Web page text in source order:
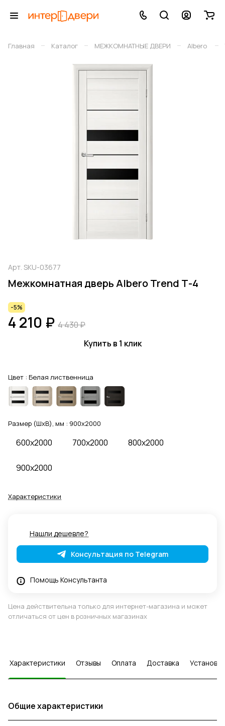
Главная – Каталог – МЕЖКОМНАТНЫЕ ДВЕРИ – Albero –
Арт. SKU-03677
Межкомнатная дверь Albero Trend Т-4
-5%
4 210 ₽ 4 430 ₽
Купить в 1 клик
Цвет : Белая лиственница
Размер (ШхВ), мм : 900x2000
600x2000 700x2000 800x2000
900x2000
Характеристики
Нашли дешевле?
Консультация по Telegram
Помощь Консультанта
Цена действительна только для интернет-магазина и может
отличаться от цен в розничных магазинах
Характеристики Отзывы Оплата Доставка Установка
Общие характеристики